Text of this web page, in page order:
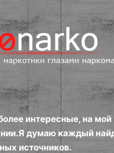
интересные, на мой
думаю каждый
источников.